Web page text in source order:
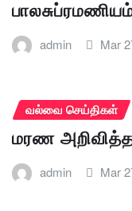
admin Mar
வல்வை செய்திகள்
மரண
admin Mar